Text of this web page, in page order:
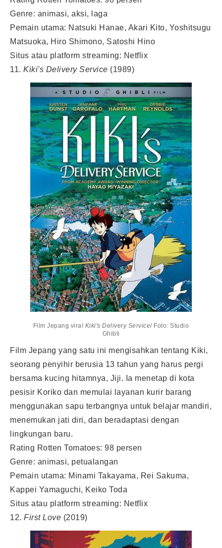
Genre: animasi, aksi, laga
Pemain utama: Natsuki Hanae, Akari Kito, Yoshitsugu
Matsuoka, Hiro Shimono, Satoshi Hino
Situs atau platform streaming: Netflix
11. Kiki's Delivery Service (1989)
Film Jepang viral Kiki's Delivery Service/ Foto: Studio
Ghibli
Film Jepang yang satu ini mengisahkan tentang Kiki,
seorang penyihir berusia 13 tahun yang harus pergi
bersama kucing hitamnya, Jiji. Ia menetap di kota
pesisir Koriko dan memulai layanan kurir barang
menggunakan sapu terbangnya untuk belajar mandiri,
menemukan jati diri, dan beradaptasi dengan
lingkungan baru.
Rating Rotten Tomatoes: 98 persen
Genre: animasi, petualangan
Pemain utama: Minami Takayama, Rei Sakuma,
Kappei Yamaguchi, Keiko Toda
Situs atau platform streaming: Netflix
12. First Love (2019)